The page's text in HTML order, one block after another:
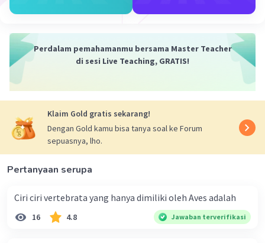
Iklan
Burung memiliki sistem peredaran darah yang
Jantung burung akan berdetak sangat cepat
ketika terbang untuk mencegah terjadinya
Perdalam pemahamanmu bersama Master Teacher
di sesi Live Teaching, GRATIS!
Klaim Gold gratis sekarang!
Dengan Gold kamu bisa tanya soal ke Forum
sepuasnya, lho.
Pertanyaan serupa
Ciri ciri vertebrata yang hanya dimiliki oleh Aves adalah
16 4.8 Jawaban terverifikasi